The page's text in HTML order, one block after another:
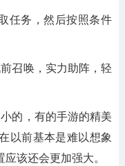
务，然后按照条件
召唤，实力助阵，轻
的，有的手游的精美
以前基本是难以想象
该还会更加强大。